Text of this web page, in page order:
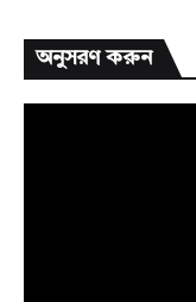
অনুসরণ করুন